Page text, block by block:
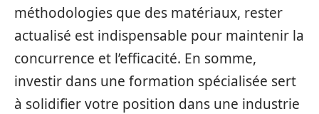
méthodologies que des matériaux, rester
actualisé est indispensable pour maintenir la
concurrence et l’efficacité. En somme,
investir dans une formation spécialisée sert
à solidifier votre position dans une industrie